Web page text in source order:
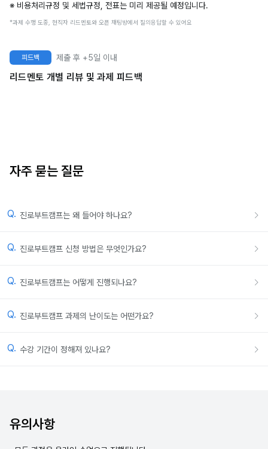
※ 비용처리규정 및 세법규정, 전표는 미리 제공될 예정입니다.
*과제 수행 도중, 현직자 리드멘토와 오픈 채팅방에서 질의응답할 수 있어요
피드백 제출 후 +5일 이내
리드멘토 개별 리뷰 및 과제 피드백
자주 묻는 질문
Q. 진로부트캠프는 왜 들어야 하나요?
Q. 진로부트캠프 신청 방법은 무엇인가요?
Q. 진로부트캠프는 어떻게 진행되나요?
Q. 진로부트캠프 과제의 난이도는 어떤가요?
Q. 수강 기간이 정해져 있나요?
유의사항